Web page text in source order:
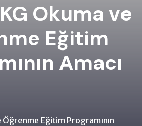
Okuma ve
Eğitim
Amacı
Öğrenme Eğitim Programının